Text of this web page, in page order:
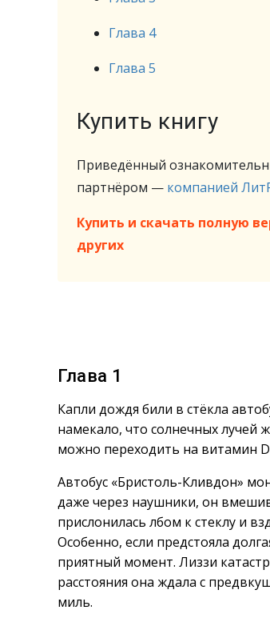
Глава 4
Глава 5
Купить книгу
Приведённый
партнёром — компанией
Купить и скачать полную
других
Глава 1
Капли дождя били в стёкла
намекало, что солнечных лучей
можно переходить на витамин D
Автобус «Бристоль-Кливдон»
даже через наушники, он
прислонилась лбом к стеклу и
Особенно, если предстояла
приятный момент. Лиззи
расстояния она ждала с
миль.